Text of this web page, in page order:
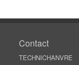
Contact
TECHNICHANVRE